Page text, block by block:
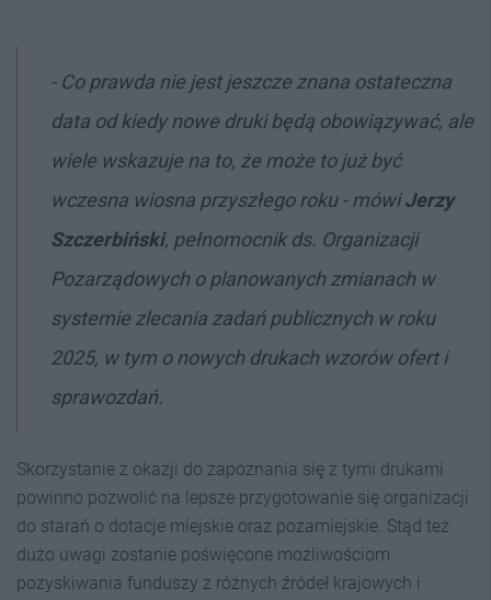
- Co prawda nie jest jeszcze znana ostateczna
data od kiedy nowe druki będą obowiązywać, ale
wiele wskazuje na to, że może to już być
wczesna wiosna przyszłego roku - mówiJerzy
Szczerbiński, pełnomocnik ds. Organizacji
Pozarządowych o planowanych zmianach w
systemie zlecania zadań publicznych w roku
2025, w tym o nowych drukach wzorów ofert i
sprawozdań.
Skorzystanie z okazji do zapoznania się z tymi drukami
powinno pozwolić na lepsze przygotowanie się organizacji
do starań o dotacje miejskie oraz pozamiejskie. Stąd też
dużo uwagi zostanie poświęcone możliwościom
pozyskiwania funduszy z różnych źródeł krajowych i